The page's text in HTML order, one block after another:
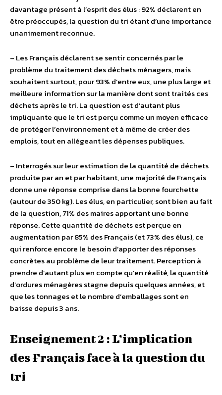
davantage présent à l’esprit des élus : 92% déclarent en
être préoccupés, la question du tri étant d’une importance
unanimement reconnue.
– Les Français déclarent se sentir concernés par le
problème du traitement des déchets ménagers, mais
souhaitent surtout, pour 93% d’entre eux, une plus large et
meilleure information sur la manière dont sont traités ces
déchets après le tri. La question est d’autant plus
impliquante que le tri est perçu comme un moyen efficace
de protéger l’environnement et à même de créer des
emplois, tout en allégeant les dépenses publiques.
– Interrogés sur leur estimation de la quantité de déchets
produite par an et par habitant, une majorité de Français
donne une réponse comprise dans la bonne fourchette
(autour de 350 kg). Les élus, en particulier, sont bien au fait
de la question, 71% des maires apportant une bonne
réponse. Cette quantité de déchets est perçue en
augmentation par 85% des Français (et 73% des élus), ce
qui renforce encore le besoin d’apporter des réponses
concrètes au problème de leur traitement. Perception à
prendre d’autant plus en compte qu’en réalité, la quantité
d’ordures ménagères stagne depuis quelques années, et
que les tonnages et le nombre d’emballages sont en
baisse depuis 3 ans.
Enseignement 2 : L’implication
des Français face à la question du
tri